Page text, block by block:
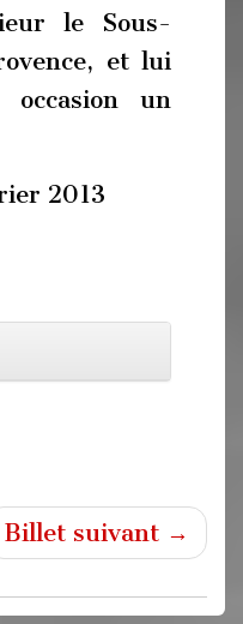
le Sous-
et lui
un
2013
Billet suivant →